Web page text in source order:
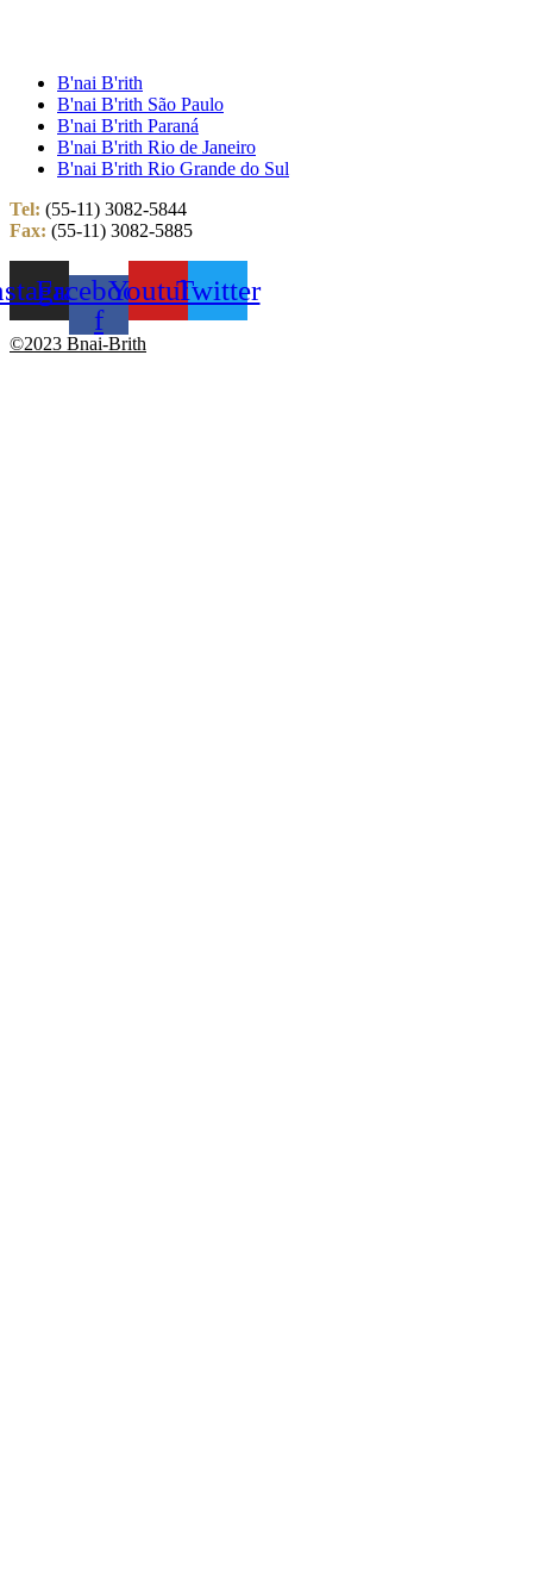
B'nai B'rith
B'nai B'rith São Paulo
B'nai B'rith Paraná
B'nai B'rith Rio de Janeiro
B'nai B'rith Rio Grande do Sul
Tel: (55-11) 3082-5844
Fax: (55-11) 3082-5885
Facebook-
f
YoutubeTwitter
©2023 Bnai-Brith